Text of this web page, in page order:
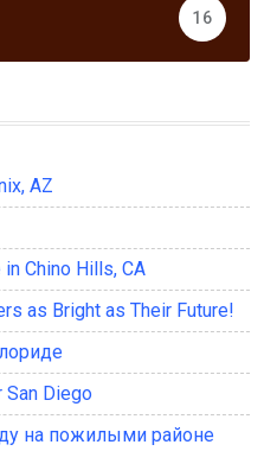
16
AZ
Chino Hills, CA
as Bright as Their Future!
San Diego
на пожилыми районе